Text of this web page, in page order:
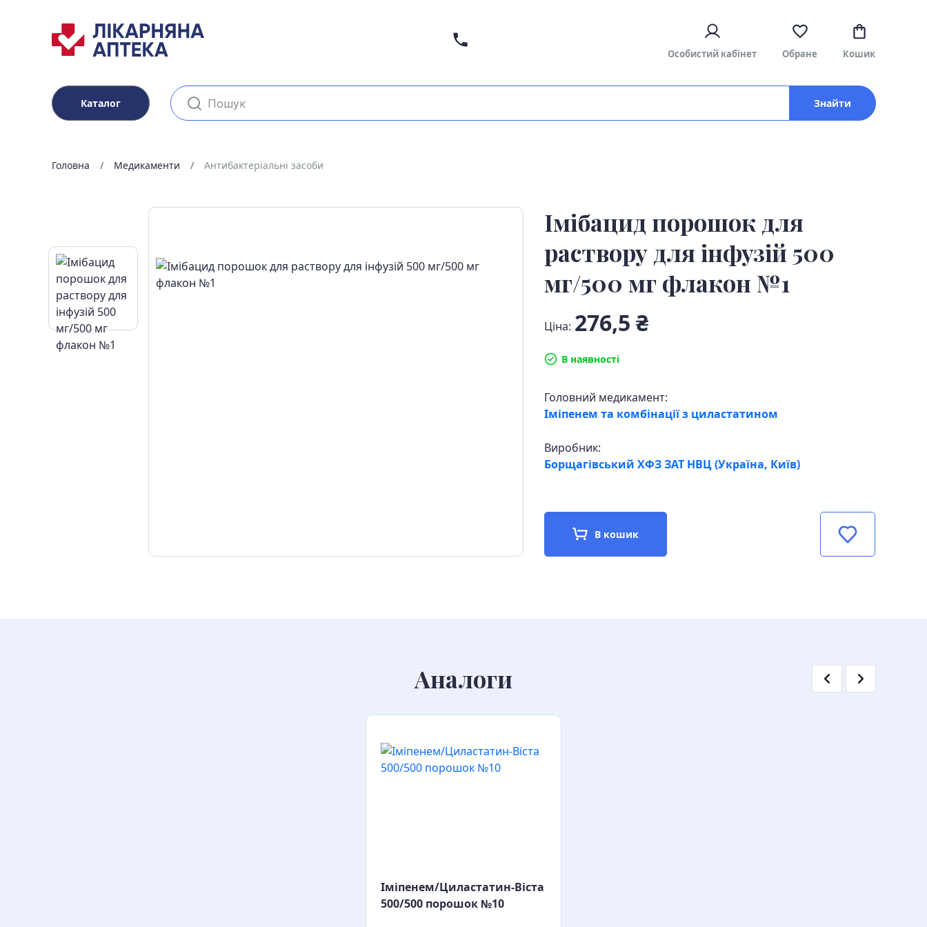
Особистий кабінет Обране Кошик
Каталог Знайти
Головна Медикаменти Антибактеріальні засоби
Імібацид порошок для
раствору для інфузій 500
мг/500 мг флакон №1
Ціна: 276,5 ₴
В наявності
Головний медикамент:
Іміпенем та комбінації з циластатином
Виробник:
Борщагівський ХФЗ ЗАТ НВЦ (Україна, Київ)
В кошик
Аналоги
Іміпенем/Циластатин-Віста
500/500 порошок №10